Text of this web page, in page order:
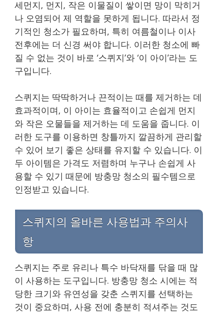
세먼지, 먼지, 작은 이물질이 쌓이면 망이 막히거
나 오염되어 제 역할을 못하게 됩니다. 따라서 정
기적인 청소가 필요하며, 특히 여름철이나 이사
전후에는 더 신경 써야 합니다. 이러한 청소에 빠
질 수 없는 것이 바로 ‘스퀴지’와 ‘이 아이’라는 도
구입니다.
스퀴지는 딱딱하거나 끈적이는 때를 제거하는 데
효과적이며, 이 아이는 효율적이고 손쉽게 먼지
와 작은 오물들을 제거하는 데 도움을 줍니다. 이
러한 도구를 이용하면 창틀까지 깔끔하게 관리할
수 있어 보기 좋은 상태를 유지할 수 있습니다. 이
두 아이템은 가격도 저렴하며 누구나 손쉽게 사
용할 수 있기 때문에 방충망 청소의 필수템으로
인정받고 있습니다.
스퀴지의 올바른 사용법과 주의사
항
스퀴지는 주로 유리나 특수 바닥재를 닦을 때 많
이 사용하는 도구입니다. 방충망 청소 시에는 적
당한 크기와 유연성을 갖춘 스퀴지를 선택하는
것이 중요하며, 사용 전에 충분히 적셔주는 것도